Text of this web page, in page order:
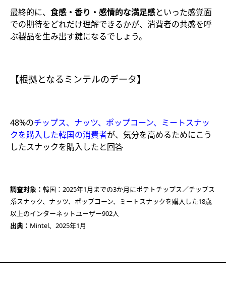
最終的に、 食感・香り・感情的な満足感といった感覚面
での期待をどれだけ理解できるかが、消費者の共感を呼
ぶ製品を生み出す鍵になるでしょう。
【根拠となるミンテルのデータ】
48%のチップス、ナッツ、ポップコーン、ミートスナッ
クを購入した韓国の消費者が、気分を高めるためにこう
したスナックを購入したと回答
調査対象： 韓国：2025年1月までの3か月にポテトチップス／チップス
系スナック、ナッツ、ポップコーン、ミートスナックを購入した18歳
以上のインターネットユーザー902人​
出典： Mintel、2025年1月